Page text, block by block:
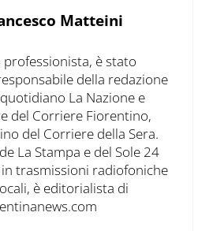
Matteini
è stato
della redazione
La Nazione e
del Corriere Fiorentino,
del Corriere della Sera.
La Stampa e del Sole 24
trasmissioni radiofoniche
è editorialista di